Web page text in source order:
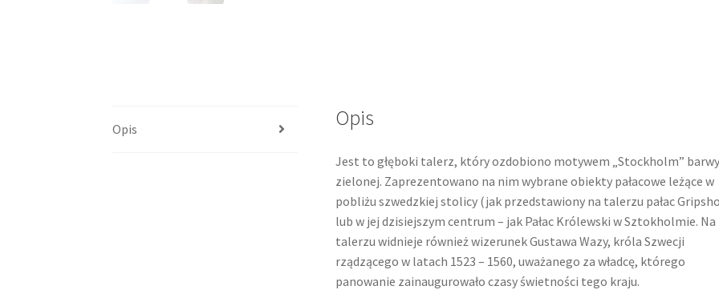
Opis Opis
Jest to głęboki talerz, który ozdobiono motywem „Stockholm” barwy
zielonej. Zaprezentowano na nim wybrane obiekty pałacowe leżące w
pobliżu szwedzkiej stolicy (jak przedstawiony na talerzu pałac
lub w jej dzisiejszym centrum – jak Pałac Królewski w Sztokholmie. Na
talerzu widnieje również wizerunek Gustawa Wazy, króla Szwecji
rządzącego w latach 1523 – 1560, uważanego za władcę, którego
panowanie zainaugurowało czasy świetności tego kraju.